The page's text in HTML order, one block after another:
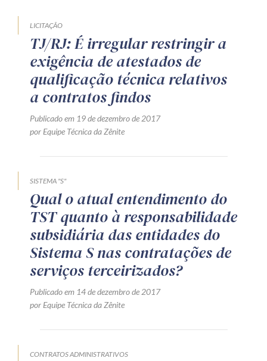
LICITAÇÃO
TJ/RJ: É irregular restringir a
exigência de atestados de
qualificação técnica relativos
a contratos findos
Publicado em 19 de dezembro de 2017
por Equipe Técnica da Zênite
SISTEMA "S"
Qual o atual entendimento do
TST quanto à responsabilidade
subsidiária das entidades do
Sistema S nas contratações de
serviços terceirizados?
Publicado em 14 de dezembro de 2017
por Equipe Técnica da Zênite
CONTRATOS ADMINISTRATIVOS